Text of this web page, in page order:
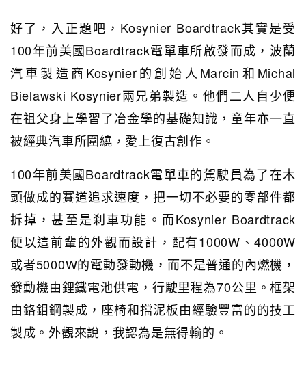
好了，入正題吧，Kosynier Boardtrack其實是受
100年前美國Boardtrack電單車所啟發而成，波蘭
汽車製造商Kosynier的創始人Marcin和Michal
Bielawski Kosynier兩兄弟製造。他們二人自少便
在祖父身上學習了冶金學的基礎知識，童年亦一直
被經典汽車所圍繞，愛上復古創作。
100年前美國Boardtrack電單車的駕駛員為了在木
頭做成的賽道追求速度，把一切不必要的零部件都
拆掉，甚至是刹車功能。而Kosynier Boardtrack
便以這前輩的外觀而設計，配有1000W、4000W
或者5000W的電動發動機，而不是普通的內燃機，
發動機由鋰鐵電池供電，行駛里程為70公里。框架
由鉻鉬鋼製成，座椅和擋泥板由經驗豐富的的技工
製成。外觀來說，我認為是無得輸的。